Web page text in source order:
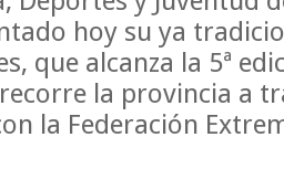
hoy su ya
que alcanza la 5ª
la provincia a
la Federación